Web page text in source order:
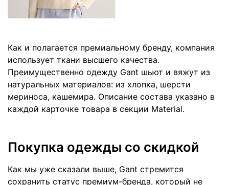
Как и полагается премиальному бренду, компания
использует ткани высшего качества.
Преимущественно одежду Gant шьют и вяжут из
натуральных материалов: из хлопка, шерсти
мериноса, кашемира. Описание состава указано в
каждой карточке товара в секции Material.
Покупка одежды со скидкой
Как мы уже сказали выше, Gant стремится
сохранить статус премиум-бренда, который не